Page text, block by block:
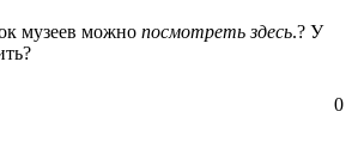
музеев можно посмотреть здесь.? У
0